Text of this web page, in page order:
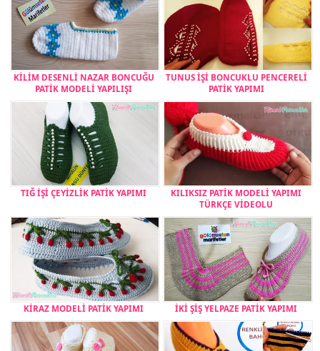
KİLİM DESENLİ NAZAR BONCUĞU
PATİK MODELİ YAPILIŞI
TUNUS İŞİ BONCUKLU PENCERELİ
PATİK YAPIMI
TIĞ İŞİ ÇEYİZLİK PATİK YAPIMI
KILIKSIZ PATİK MODELİ YAPIMI
TÜRKÇE VİDEOLU
KİRAZ MODELİ PATİK YAPIMI İKİ ŞİŞ YELPAZE PATİK YAPIMI